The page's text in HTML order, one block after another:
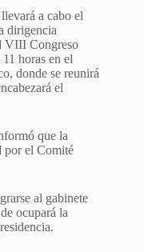
a cabo el
dirigencia
VIII Congreso
horas en el
donde se reunirá
el
que la
por el Comité
al gabinete
ocupará la